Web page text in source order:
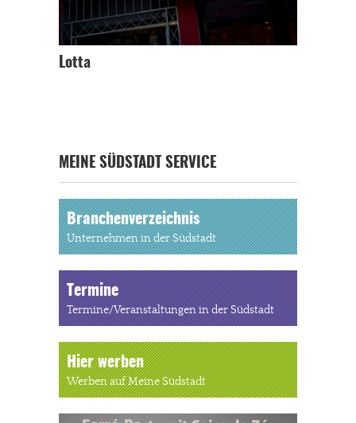
Lotta
MEINE SÜDSTADT SERVICE
Branchenverzeichnis
Unternehmen in der Südstadt
Termine
Termine/Veranstaltungen in der Südstadt
Hier werben
Werben auf Meine Südstadt